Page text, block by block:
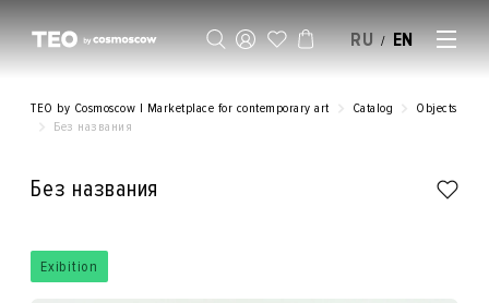
RU / EN
TEO by Cosmoscow | Marketplace for contemporary art Catalog
Objects
Без названия
Без названия
Exibition